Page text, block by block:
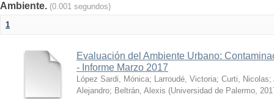
Ambiente. (0.001 segundos)
1
Evaluación del Ambiente Urbano:
- Informe Marzo 2017
López Sardi, Mónica; Larroudé, Victoria; Curti, Nicolas;
Alejandro; Beltrán, Alexis (Universidad de Palermo,